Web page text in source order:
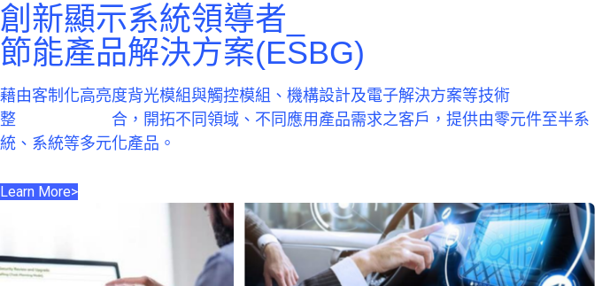
創新顯示系統領導者_
節能產品解決方案(ESBG)
藉由客制化高亮度背光模組與觸控模組、機構設計及電子解決方案等技術
整 合，開拓不同領域、不同應用產品需求之客戶，提供由零元件至半系
統、系統等多元化產品。
Learn More>